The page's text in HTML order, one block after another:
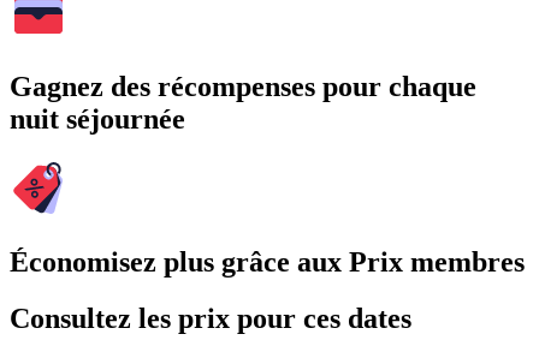
Gagnez des récompenses pour chaque
nuit séjournée
Économisez plus grâce aux Prix membres
Consultez les prix pour ces dates